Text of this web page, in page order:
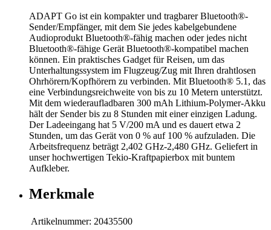
ADAPT Go ist ein kompakter und tragbarer Bluetooth®-
Sender/Empfänger, mit dem Sie jedes kabelgebundene
Audioprodukt Bluetooth®-fähig machen oder jedes nicht
Bluetooth®-fähige Gerät Bluetooth®-kompatibel machen
können. Ein praktisches Gadget für Reisen, um das
Unterhaltungssystem im Flugzeug/Zug mit Ihren drahtlosen
Ohrhörern/Kopfhörern zu verbinden. Mit Bluetooth® 5.1, das
eine Verbindungsreichweite von bis zu 10 Metern unterstützt.
Mit dem wiederaufladbaren 300 mAh Lithium-Polymer-Akku
hält der Sender bis zu 8 Stunden mit einer einzigen Ladung.
Der Ladeeingang hat 5 V/200 mA und es dauert etwa 2
Stunden, um das Gerät von 0 % auf 100 % aufzuladen. Die
Arbeitsfrequenz beträgt 2,402 GHz-2,480 GHz. Geliefert in
unser hochwertigen Tekio-Kraftpapierbox mit buntem
Aufkleber.
Merkmale
Artikelnummer: 20435500